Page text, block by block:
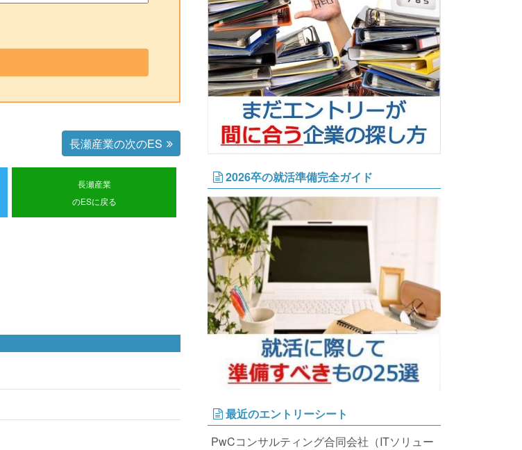
長瀬産業の次のES
長瀬産業
のESに戻る
2026卒の就活準備完全ガイド
最近のエントリーシート
PwCコンサルティング合同会社（ITソリュー